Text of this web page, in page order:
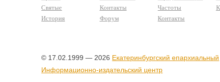
Святые
История
Контакты
Форум
Частоты
Контакты
© 17.02.1999 — 2026 Екатеринбургский епархиальный
Информационно-издательский центр